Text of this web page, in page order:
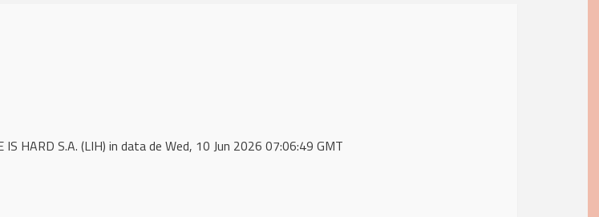
HARD S.A. (LIH) in data de Wed, 10 Jun 2026 07:06:49 GMT